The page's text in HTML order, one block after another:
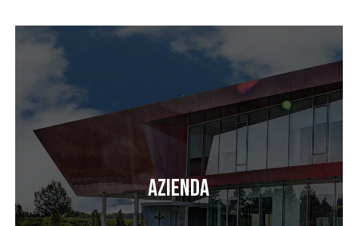
Azienda